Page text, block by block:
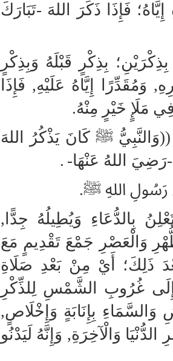
فَإِذَا ذَكَرَ اللهَ -تَبَارَكَ
بِذِكْرٍ قَبْلَهُ وَبِذِكْرٍ
وَمُقَدِّرًا إِيَّاهُ عَلَيْهِ, فَإِذَا
مَلَإٍ خَيْرٍ مِنْهُ.
ﷺ كَانَ يَذْكُرُ اللهَ
رَضِيَ اللهُ عَنْهَا- .
اللهِ ﷺ.
بِالدُّعَاءِ وَيُطِيلُهُ جِدًّا,
وَالْعَصْرِ جَمْعَ تَقْدِيمٍ مَعَ
ذَلِكَ؛ أَيْ مِنْ بَعْدِ صَلَاةِ
غُرُوبِ الشَّمْسِ لِلذِّكْرِ
وَالسَّمَاءِ بِإِنَابَةٍ وَإِخْلَاصٍ,
وَالْآخِرَةِ, وَإِنَّهُ لَيَدْنُو